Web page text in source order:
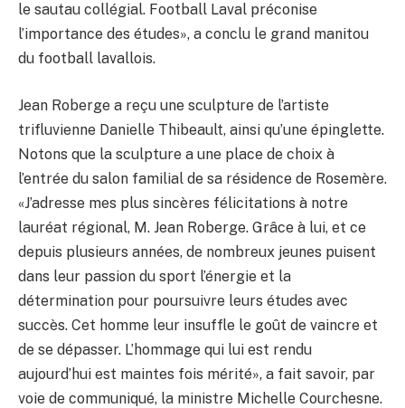
le sautau collégial. Football Laval préconise
l’importance des études», a conclu le grand manitou
du football lavallois.
Jean Roberge a reçu une sculpture de l’artiste
trifluvienne Danielle Thibeault, ainsi qu’une épinglette.
Notons que la sculpture a une place de choix à
l’entrée du salon familial de sa résidence de Rosemère.
«J’adresse mes plus sincères félicitations à notre
lauréat régional, M. Jean Roberge. Grâce à lui, et ce
depuis plusieurs années, de nombreux jeunes puisent
dans leur passion du sport l’énergie et la
détermination pour poursuivre leurs études avec
succès. Cet homme leur insuffle le goût de vaincre et
de se dépasser. L’hommage qui lui est rendu
aujourd’hui est maintes fois mérité», a fait savoir, par
voie de communiqué, la ministre Michelle Courchesne.